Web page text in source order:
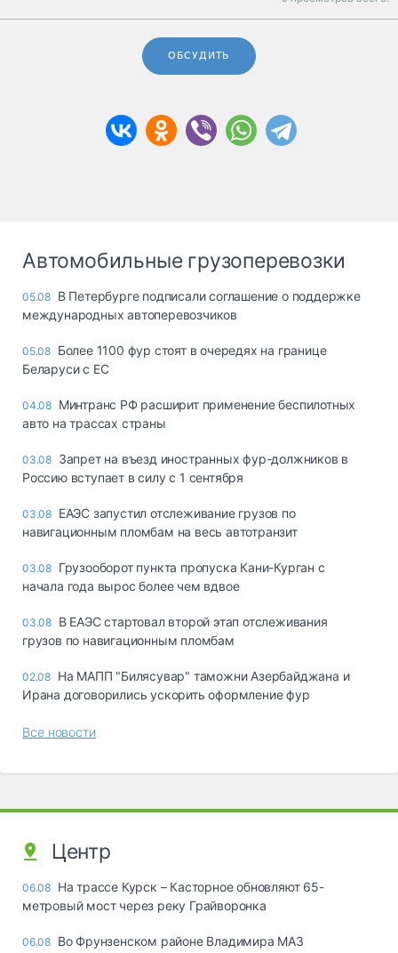
ОБСУДИТЬ
Автомобильные грузоперевозки
05.08 В Петербурге подписали соглашение о поддержке
международных автоперевозчиков
05.08 Более 1100 фур стоят в очередях на границе
Беларуси с ЕС
04.08 Минтранс РФ расширит применение беспилотных
авто на трассах страны
03.08 Запрет на въезд иностранных фур-должников в
Россию вступает в силу с 1 сентября
03.08 ЕАЭС запустил отслеживание грузов по
навигационным пломбам на весь автотранзит
03.08 Грузооборот пункта пропуска Кани-Курган с
начала года вырос более чем вдвое
03.08 В ЕАЭС стартовал второй этап отслеживания
грузов по навигационным пломбам
02.08 На МАПП "Билясувар" таможни Азербайджана и
Ирана договорились ускорить оформление фур
Все новости
Центр
06.08 На трассе Курск – Касторное обновляют 65-
метровый мост через реку Грайворонка
06.08 Во Фрунзенском районе Владимира МАЗ